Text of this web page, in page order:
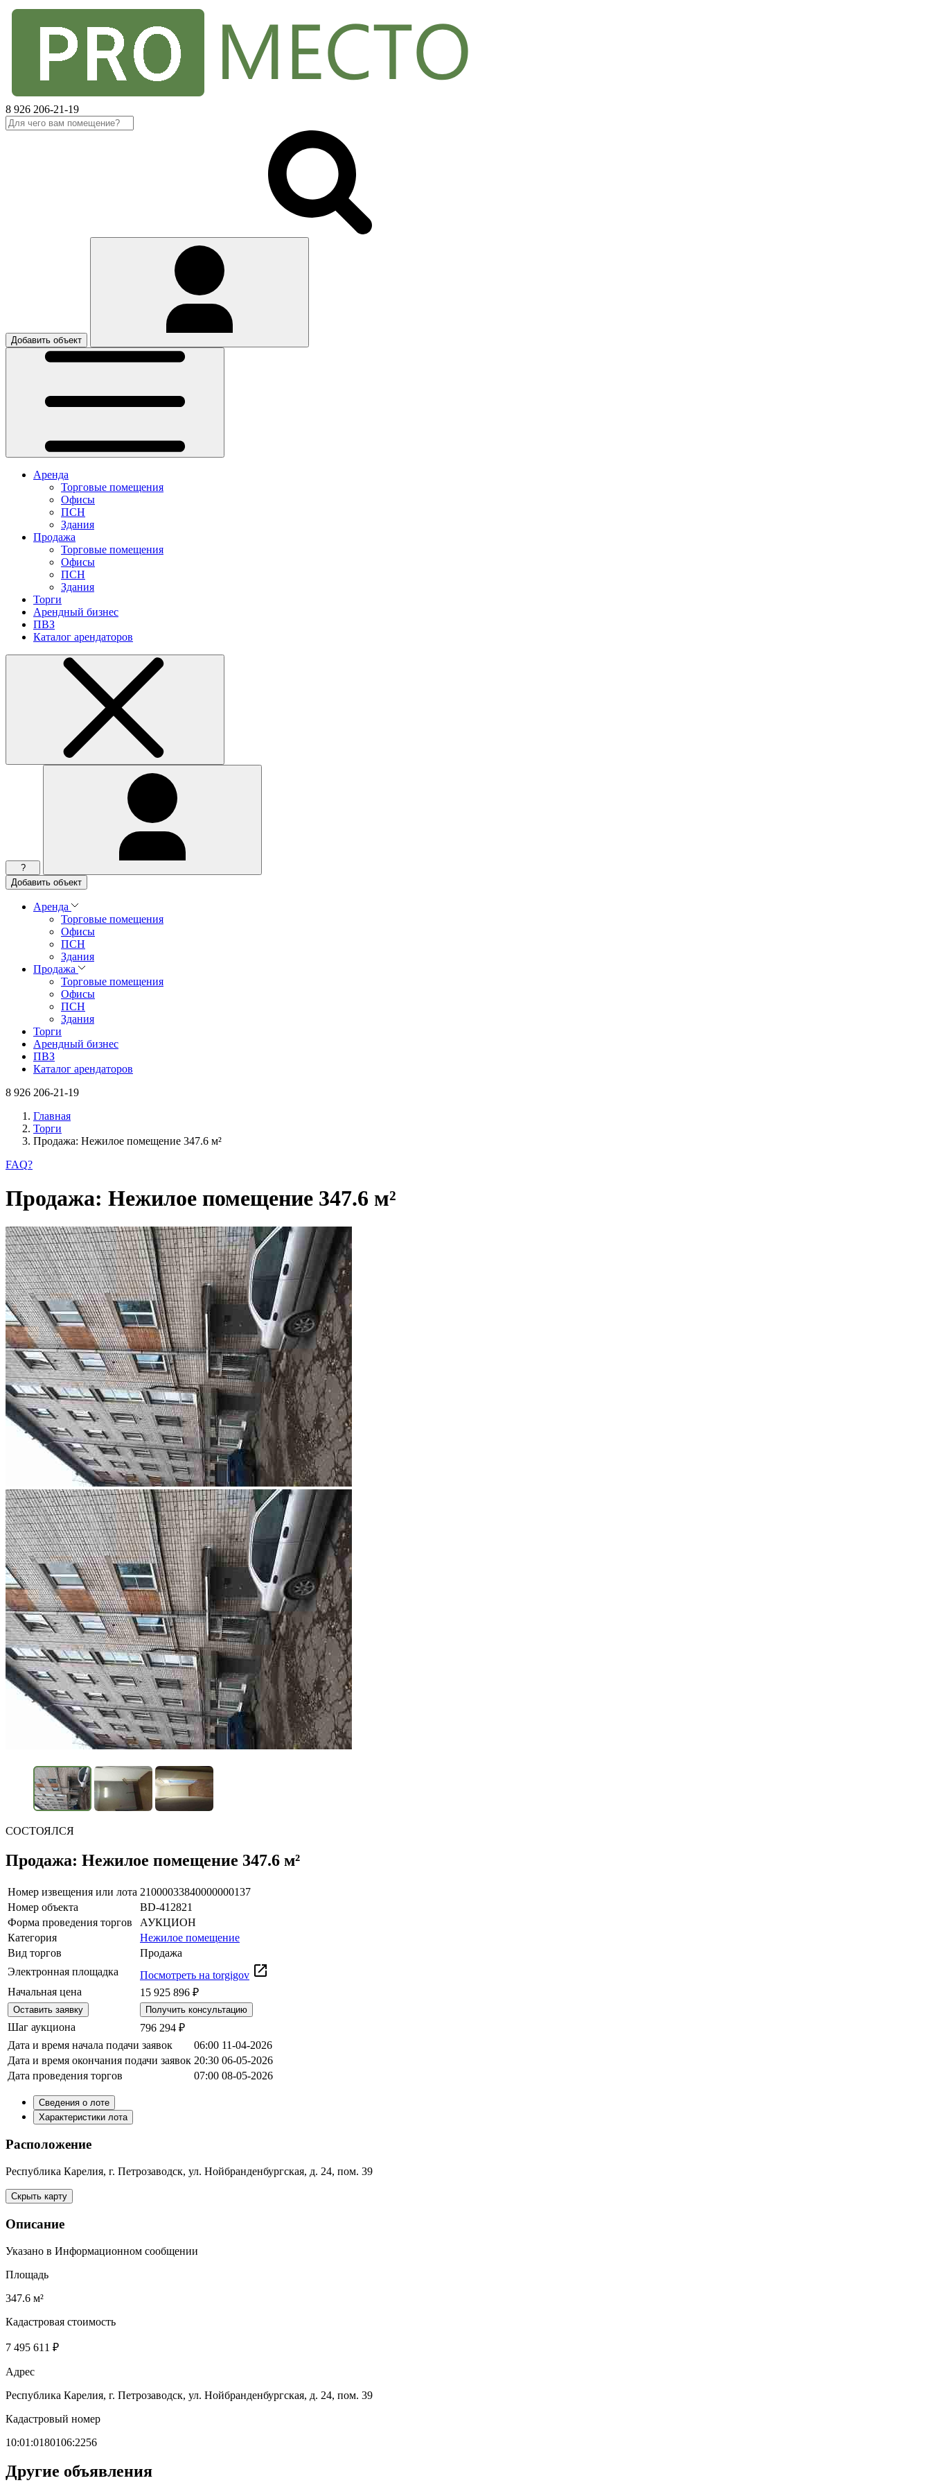
8 926 206-21-19
Добавить объект
Аренда
Торговые помещения
Офисы
ПСН
Здания
Продажа
Торговые помещения
Офисы
ПСН
Здания
Торги
Арендный бизнес
ПВЗ
Каталог арендаторов
?
Добавить объект
Аренда
Торговые помещения
Офисы
ПСН
Здания
Продажа
Торговые помещения
Офисы
ПСН
Здания
Торги
Арендный бизнес
ПВЗ
Каталог арендаторов
8 926 206-21-19
Главная
Торги
Продажа: Нежилое помещение 347.6 м²
FAQ?
Продажа: Нежилое помещение 347.6 м²
СОСТОЯЛСЯ
Продажа: Нежилое помещение 347.6 м²
Номер извещения или лота 21000033840000000137
Номер объекта
BD-412821
Форма проведения торгов
АУКЦИОН
Категория
Нежилое помещение
Вид торгов
Продажа
Электронная площадка
Посмотреть на torgigov
Начальная цена
15 925 896 ₽
Оставить заявку Получить консультацию
Шаг аукциона
796 294 ₽
Дата и время начала подачи заявок
06:00 11-04-2026
Дата и время окончания подачи заявок 20:30 06-05-2026
Дата проведения торгов
07:00 08-05-2026
Сведения о лоте
Характеристики лота
Расположение
Республика Карелия, г. Петрозаводск, ул. Нойбранденбургская, д. 24, пом. 39
Скрыть карту
Описание
Указано в Информационном сообщении
Площадь
347.6 м²
Кадастровая стоимость
7 495 611 ₽
Адрес
Республика Карелия, г. Петрозаводск, ул. Нойбранденбургская, д. 24, пом. 39
Кадастровый номер
10:01:0180106:2256
Другие объявления